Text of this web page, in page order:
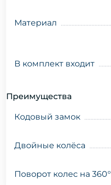
Материал
В комплект входит
Преимущества
Кодовый замок
Двойные колёса
Поворот колес на 360°